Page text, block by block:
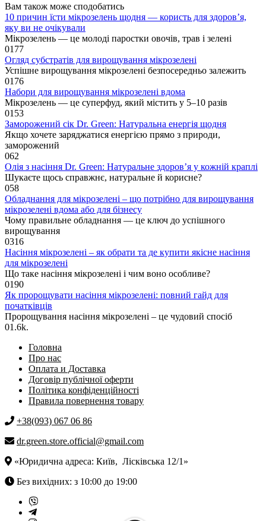
Вам також може сподобатись
10 причин їсти мікрозелень щодня — користь для здоров’я,
яку ви не очікували
Мікрозелень — це молоді паростки овочів, трав і зелені
0177
Огляд субстратів для вирощування мікрозелені
Успішне вирощування мікрозелені безпосередньо залежить
0176
Набори для вирощування мікрозелені вдома
Мікрозелень — це суперфуд, який містить у 5–10 разів
0153
Заморожений сік Dr. Green: Натуральна енергія щодня
Якщо хочете заряджатися енергією прямо з природи,
заморожений
062
Олія з насіння Dr. Green: Натуральне здоров’я у кожній краплі
Шукаєте щось справжнє, натуральне й корисне?
058
Обладнання для мікрозелені – що потрібно для вирощування
мікрозелені вдома або для бізнесу
Чому правильне обладнання — це ключ до успішного
вирощування
0316
Насіння мікрозелені – як обрати та де купити якісне насіння
для мікрозелені
Що таке насіння мікрозелені і чим воно особливе?
0190
Як пророщувати насіння мікрозелені: повний гайд для
початківців
Пророщування насіння мікрозелені – це чудовий спосіб
01.6k.
Головна
Про нас
Оплата и Доставка
Договір публічної оферти
Політика конфіденційності
Правила повернення товару
+38(093) 067 06 86
dr.green.store.official@gmail.com
«Юридична адреса: Київ, Лісківська 12/1»
Без вихідних: з 10:00 до 19:00